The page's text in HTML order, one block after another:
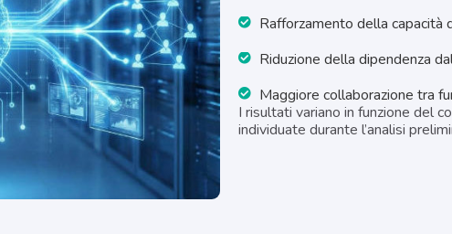
Rafforzamento della capacità
Riduzione della dipendenza
Maggiore collaborazione tra
I risultati variano in funzione del
individuate durante l’analisi